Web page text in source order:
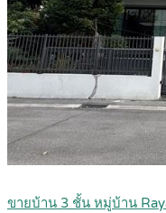
ขายบ้าน 3 ชั้น หมู่บ้าน